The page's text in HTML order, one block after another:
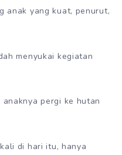
anak yang kuat, penurut,
menyukai kegiatan
pergi ke hutan
di hari itu, hanya